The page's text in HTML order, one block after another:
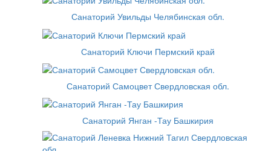
Санаторий Увильды Челябинская обл.
Санаторий Ключи Пермский край
Санаторий Самоцвет Свердловская обл.
Санаторий Янган -Тау Башкирия